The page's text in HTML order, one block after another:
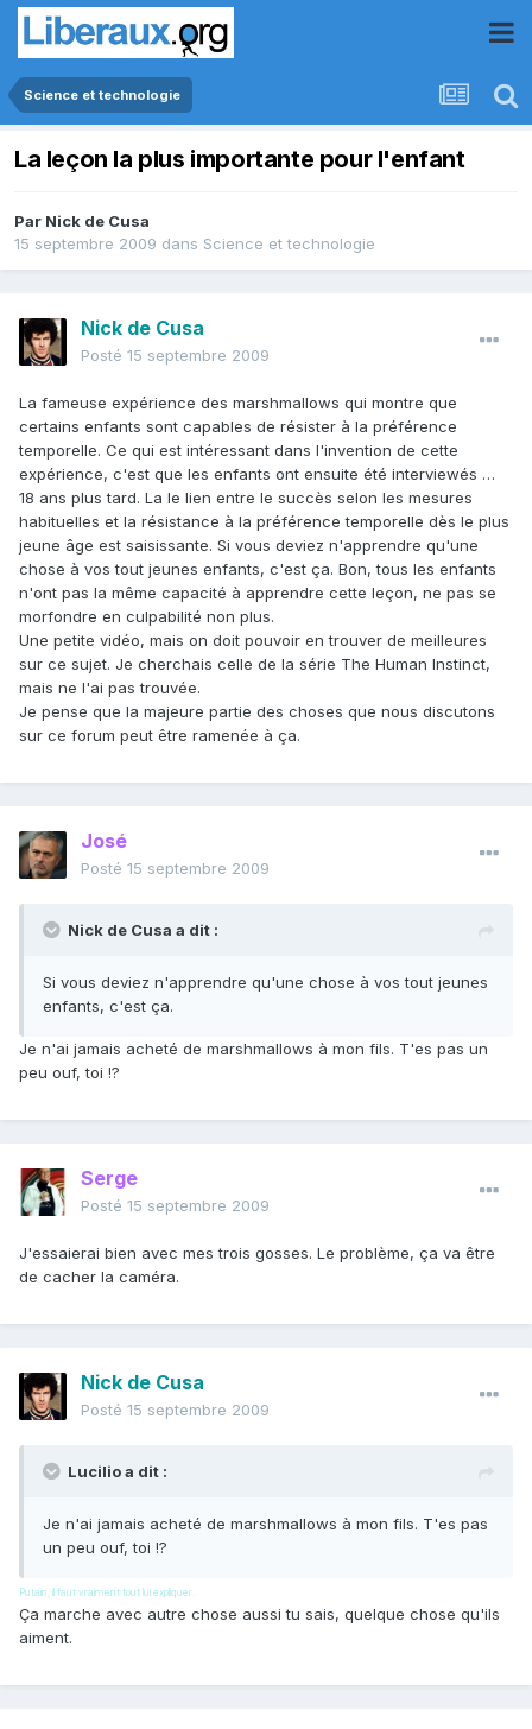
Science et technologie
La leçon la plus importante pour l'enfant
Par Nick de Cusa
15 septembre 2009 dans Science et technologie
Nick de Cusa
Posté 15 septembre 2009
La fameuse expérience des marshmallows qui montre que
certains enfants sont capables de résister à la préférence
temporelle. Ce qui est intéressant dans l'invention de cette
expérience, c'est que les enfants ont ensuite été interviewés …
18 ans plus tard. La le lien entre le succès selon les mesures
habituelles et la résistance à la préférence temporelle dès le plus
jeune âge est saisissante. Si vous deviez n'apprendre qu'une
chose à vos tout jeunes enfants, c'est ça. Bon, tous les enfants
n'ont pas la même capacité à apprendre cette leçon, ne pas se
morfondre en culpabilité non plus.
Une petite vidéo, mais on doit pouvoir en trouver de meilleures
sur ce sujet. Je cherchais celle de la série The Human Instinct,
mais ne l'ai pas trouvée.
Je pense que la majeure partie des choses que nous discutons
sur ce forum peut être ramenée à ça.
José
Posté 15 septembre 2009
Nick de Cusa a dit :
Si vous deviez n'apprendre qu'une chose à vos tout jeunes
enfants, c'est ça.
Je n'ai jamais acheté de marshmallows à mon fils. T'es pas un
peu ouf, toi !?
Serge
Posté 15 septembre 2009
J'essaierai bien avec mes trois gosses. Le problème, ça va être
de cacher la caméra.
Nick de Cusa
Posté 15 septembre 2009
Lucilio a dit :
Je n'ai jamais acheté de marshmallows à mon fils. T'es pas
un peu ouf, toi !?
Putain, il faut vraiment tout lui expliquer.
Ça marche avec autre chose aussi tu sais, quelque chose qu'ils
aiment.